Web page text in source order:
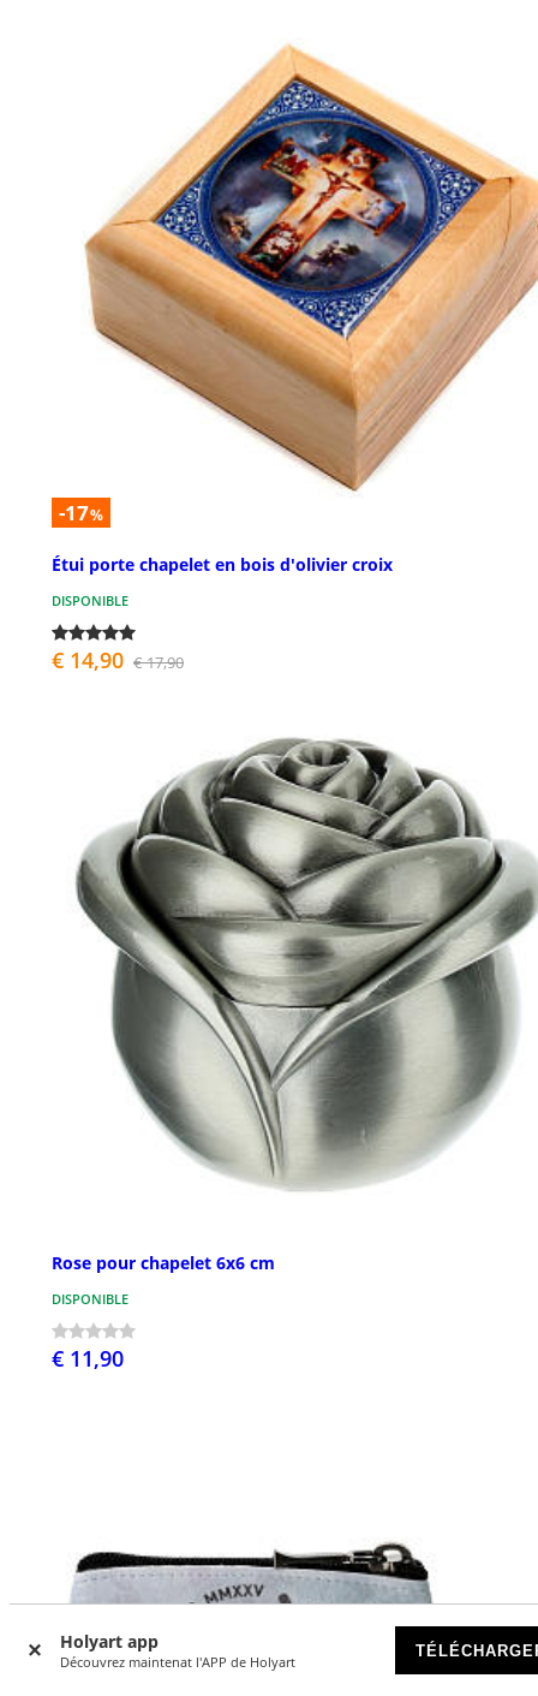
Holyart app
Découvrez maintenat l'APP de Holyart
-17%
Étui porte chapelet en bois d'olivier croix
DISPONIBLE
€ 14,90 € 17,90
Rose pour chapelet 6x6 cm
DISPONIBLE
€ 11,90